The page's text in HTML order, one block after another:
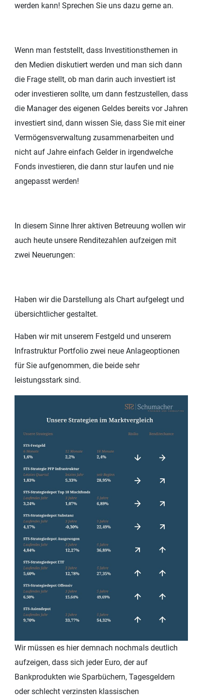
werden kann! Sprechen Sie uns dazu gerne an.
Wenn man feststellt, dass Investitionsthemen in
den Medien diskutiert werden und man sich dann
die Frage stellt, ob man darin auch investiert ist
oder investieren sollte, um dann festzustellen, dass
die Manager des eigenen Geldes bereits vor Jahren
investiert sind, dann wissen Sie, dass Sie mit einer
Vermögensverwaltung zusammenarbeiten und
nicht auf Jahre einfach Gelder in irgendwelche
Fonds investieren, die dann stur laufen und nie
angepasst werden!
In diesem Sinne Ihrer aktiven Betreuung wollen wir
auch heute unsere Renditezahlen aufzeigen mit
zwei Neuerungen:
Haben wir die Darstellung als Chart aufgelegt und
übersichtlicher gestaltet.
Haben wir mit unserem Festgeld und unserem
Infrastruktur Portfolio zwei neue Anlageoptionen
für Sie aufgenommen, die beide sehr
leistungsstark sind.
Wir müssen es hier demnach nochmals deutlich
aufzeigen, dass sich jeder Euro, der auf
Bankprodukten wie Sparbüchern, Tagesgeldern
oder schlecht verzinsten klassischen